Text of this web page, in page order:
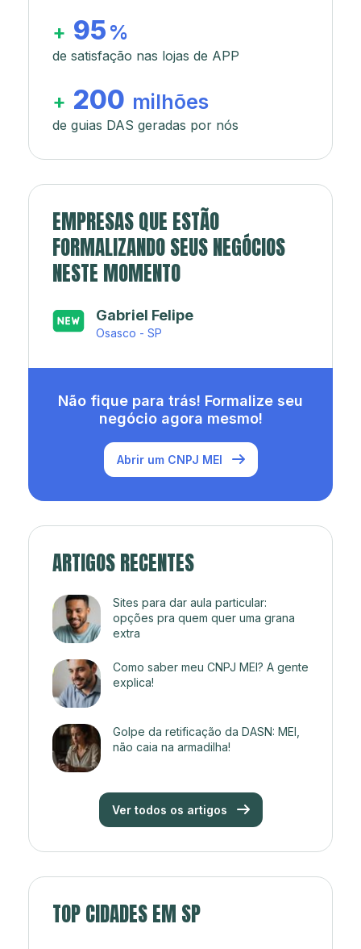
+ 95 %
de satisfação nas lojas de APP
+ 200 milhões
de guias DAS geradas por nós
EMPRESAS QUE ESTÃO
FORMALIZANDO SEUS NEGÓCIOS
NESTE MOMENTO
Japa’s açaí e sorveteria
Rio de Janeiro - RJ
Não fique para trás! Formalize seu
negócio agora mesmo!
Abrir um CNPJ MEI
ARTIGOS RECENTES
Sites para dar aula particular:
opções pra quem quer uma grana
extra
Como saber meu CNPJ MEI? A gente
explica!
Golpe da retificação da DASN: MEI,
não caia na armadilha!
Ver todos os artigos
TOP CIDADES EM SP